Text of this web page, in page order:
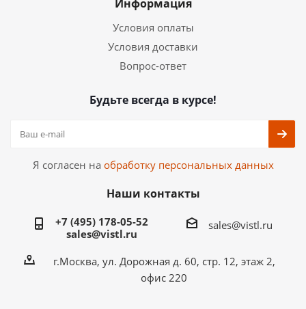
Информация
Условия оплаты
Условия доставки
Вопрос-ответ
Будьте всегда в курсе!
Я согласен на обработку персональных данных
Наши контакты
+7 (495) 178-05-52
sales@vistl.ru
sales@vistl.ru
г.Москва, ул. Дорожная д. 60, стр. 12, этаж 2,
офис 220